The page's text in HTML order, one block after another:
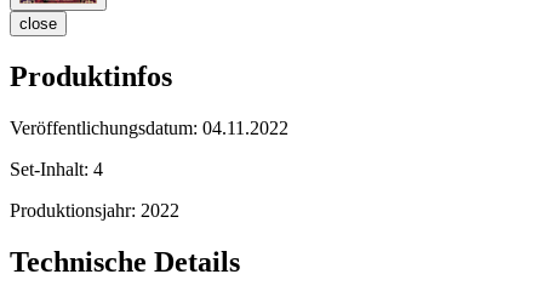
close
Produktinfos
Veröffentlichungsdatum: 04.11.2022
Set-Inhalt: 4
Produktionsjahr: 2022
Technische Details